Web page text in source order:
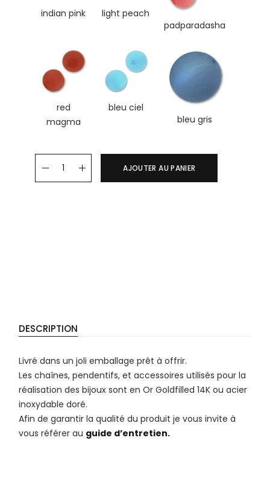
indian pink
light peach
padparadasha
red
magma
bleu ciel
bleu gris
Boucles d'oreilles VICTORIA quantity
AJOUTER AU PANIER
DESCRIPTION
Livré dans un joli emballage prêt à offrir.
Les chaînes, pendentifs, et accessoires utilisés pour la
réalisation des bijoux sont en Or Goldfilled 14K ou acier
inoxydable doré.
Afin de garantir la qualité du produit je vous invite à
vous référer au guide d’entretien.